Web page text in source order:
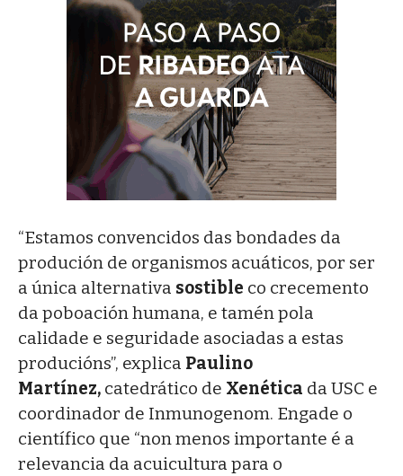
“Estamos convencidos das bondades da
produción de organismos acuáticos, por ser
a única alternativa sostible co crecemento
da poboación humana, e tamén pola
calidade e seguridade asociadas a estas
producións”, explica Paulino
Martínez, catedrático de Xenética da USC e
coordinador de Inmunogenom. Engade o
científico que “non menos importante é a
relevancia da acuicultura para o